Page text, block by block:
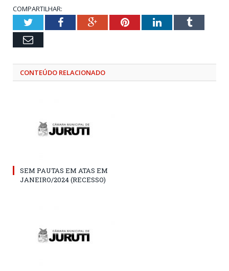
COMPARTILHAR:
TwitterFacebookGoogle+PinterestLinkedInTumblr
Email
CONTEÚDO RELACIONADO
SEM PAUTAS EM ATAS EM
JANEIRO/2024 (RECESSO)